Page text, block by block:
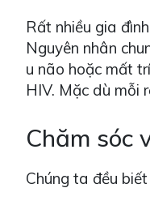
Rất nhiều gia
Nguyên nhân
u não hoặc mất
HIV. Mặc dù mỗi
Chăm sóc
Chúng ta đều